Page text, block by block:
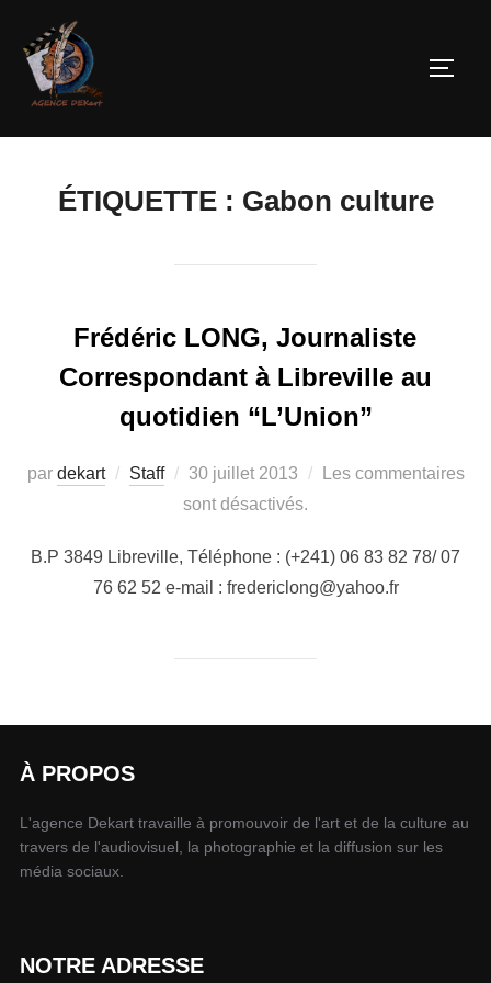
ÉTIQUETTE : Gabon culture
Frédéric LONG, Journaliste
Correspondant à Libreville au
quotidien “L’Union”
par dekart Staff 30 juillet 2013
Les commentaires
sont désactivés.
B.P 3849 Libreville, Téléphone : (+241) 06 83 82 78/ 07
76 62 52 e-mail : fredericlong@yahoo.fr
À PROPOS
L'agence Dekart travaille à promouvoir de l'art et de la culture au
travers de l'audiovisuel, la photographie et la diffusion sur les
média sociaux.
NOTRE ADRESSE